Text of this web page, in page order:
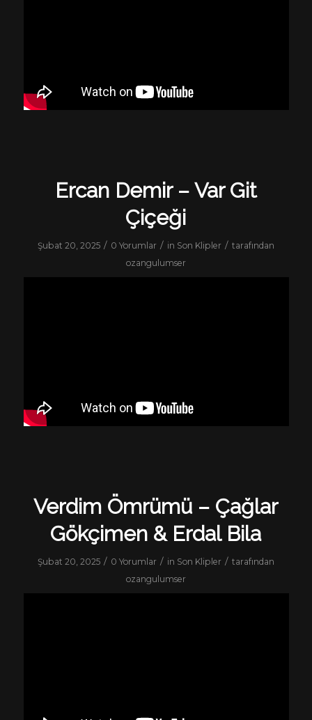
Ercan Demir – Var Git
Çiçeği
Şubat 20, 2025 / 0 Yorumlar / in Son Klipler / tarafından
ozangulumser
Verdim Ömrümü – Çağlar
Gökçimen & Erdal Bila
Şubat 20, 2025 / 0 Yorumlar / in Son Klipler / tarafından
ozangulumser